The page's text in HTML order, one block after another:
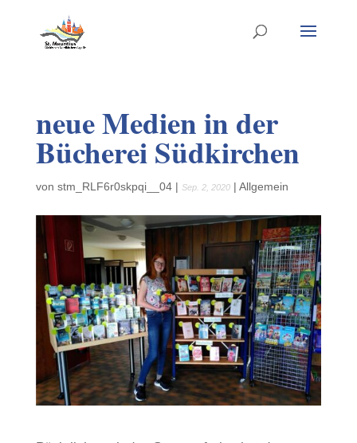
neue Medien in der
Bücherei Südkirchen
von stm_RLF6r0skpqi__04| Sep. 2, 2020| Allgemein